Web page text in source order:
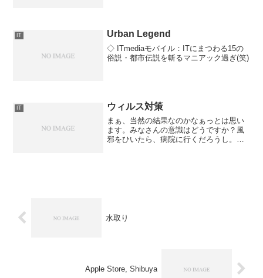
IT Urban Legend
◇ ITmediaモバイル：ITにまつわる15の
俗説・都市伝説を斬るマニアック過ぎ(笑)
IT ウィルス対策
まぁ、当然の結果なのかなぁっとは思い
ます。みなさんの意識はどうですか？風
邪をひいたら、病院に行くだろうし。イ
水取り
Apple Store, Shibuya